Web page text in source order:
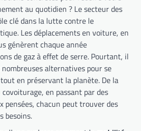
au quotidien ? Le secteur des
clé dans la lutte contre le
Les déplacements en voiture, en
génèrent chaque année
de gaz à effet de serre. Pourtant, il
alternatives pour se
en préservant la planète. De la
en passant par des
pensées, chacun peut trouver des
besoins.